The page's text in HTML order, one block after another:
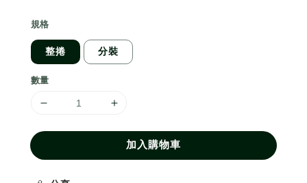
規格
整捲 分裝
數量
加入購物車